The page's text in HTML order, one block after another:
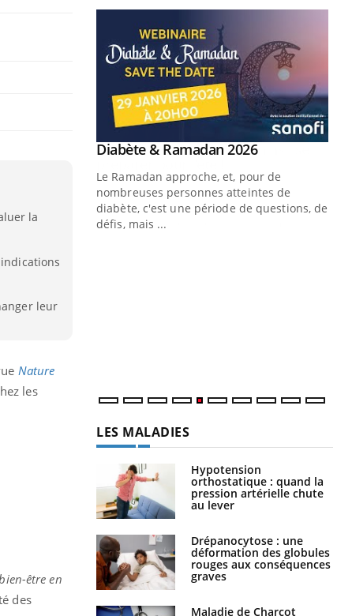
la
leur
Nature
les
être en
des
Nos mains
Youtube
Diabète & Ramadan 2026Youtube
Le Ramadan approche, et, pour de
nombreuses personnes atteintes de
diabète, c'est une période de questions, de
défis, mais ...
LES MALADIES
Hypotension
orthostatique : quand la
pression artérielle chute
au lever
Drépanocytose : une
déformation des globules
rouges aux conséquences
graves
Maladie de Charcot